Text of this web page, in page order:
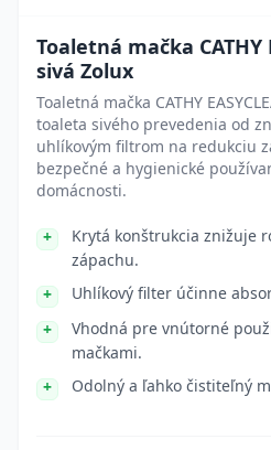
Toaletná mačka CATHY
sivá Zolux
Toaletná mačka CATHY
toaleta sivého prevedenia od
uhlíkovým filtrom na redukciu
bezpečné a hygienické
domácnosti.
Krytá konštrukcia znižuje
zápachu.
Uhlíkový filter účinne
Vhodná pre vnútorné
mačkami.
Odolný a ľahko čistiteľný